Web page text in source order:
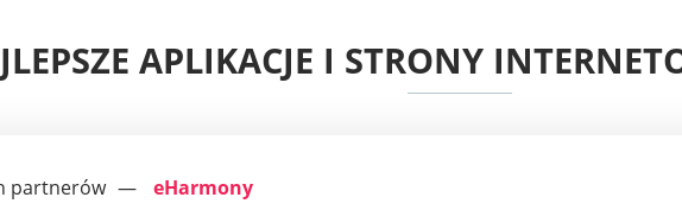
APLIKACJE I STRONY
partnerów eHarmony